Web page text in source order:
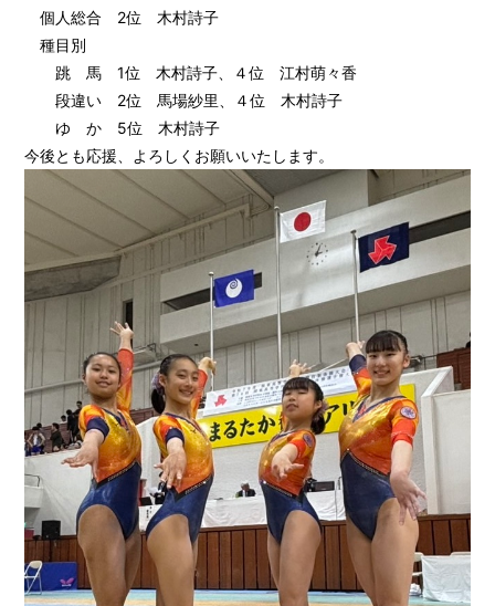
個人総合 2位 木村詩子
種目別
跳 馬 1位 木村詩子、４位 江村萌々香
段違い 2位 馬場紗里、４位 木村詩子
ゆ か 5位 木村詩子
今後とも応援、よろしくお願いいたします。